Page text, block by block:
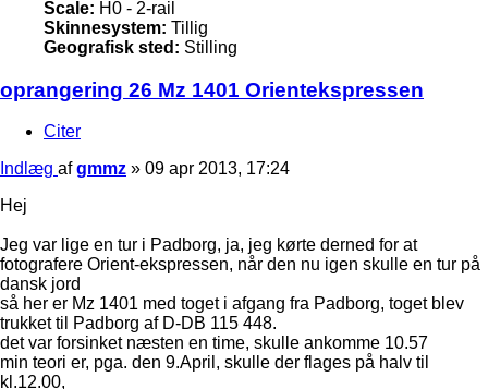
Scale: H0 - 2-rail
Skinnesystem: Tillig
Geografisk sted: Stilling
oprangering 26 Mz 1401 Orientekspressen
Citer
Indlæg afgmmz » 09 apr 2013, 17:24
Hej
Jeg var lige en tur i Padborg, ja, jeg kørte derned for at
fotografere Orient-ekspressen, når den nu igen skulle en tur på
dansk jord
så her er Mz 1401 med toget i afgang fra Padborg, toget blev
trukket til Padborg af D-DB 115 448.
det var forsinket næsten en time, skulle ankomme 10.57
min teori er, pga. den 9.April, skulle der flages på halv til
kl.12.00,